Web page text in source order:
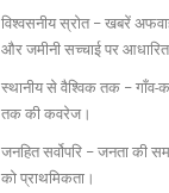
विश्वसनीय स्रोत – खबरें
और जमीनी सच्चाई पर
स्थानीय से वैश्विक तक – गाँव-
तक की कवरेज।
जनहित सर्वोपरि – जनता की
को प्राथमिकता।